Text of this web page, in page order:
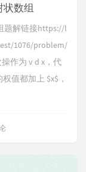
状数组
题解链接https://l
1076/problem/
作为 v d x，代
值都加上 $x$，